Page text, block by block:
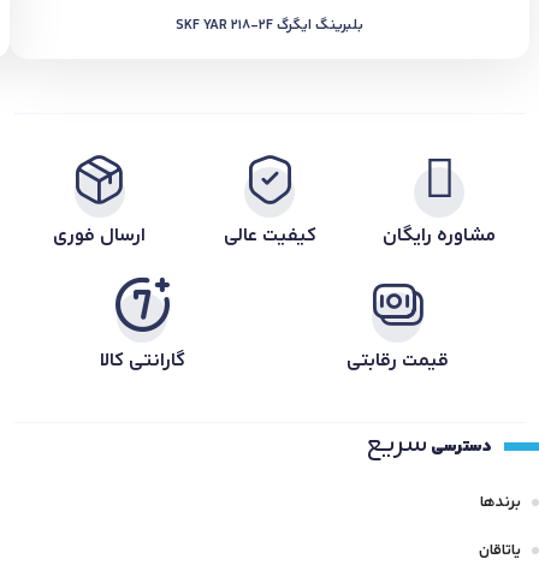
بلبرینگ ایگرگ SKF YAR 218-2F
مشاوره رایگان کیفیت عالی ارسال فوری
قیمت رقابتی گارانتی کالا
دسترسی سریع
برندها
یاتاقان